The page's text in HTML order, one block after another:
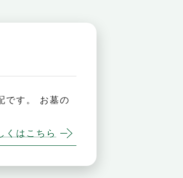
です。 お墓の
くはこちら